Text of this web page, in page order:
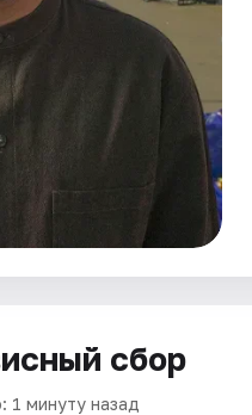
сбор
1 минуту назад